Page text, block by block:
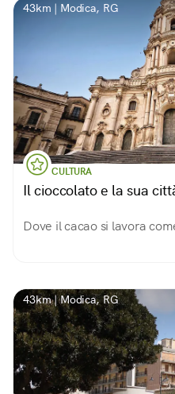
43km | Modica, RG
CULTURA
Il cioccolato e la sua
Dove il cacao si lavora
43km | Modica, RG